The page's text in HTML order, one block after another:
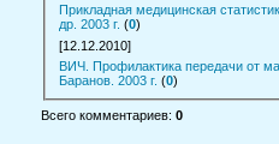
Прикладная медицинская
др. 2003 г. (0)
[12.12.2010]
ВИЧ. Профилактика передачи от
Баранов. 2003 г. (0)
Всего комментариев: 0